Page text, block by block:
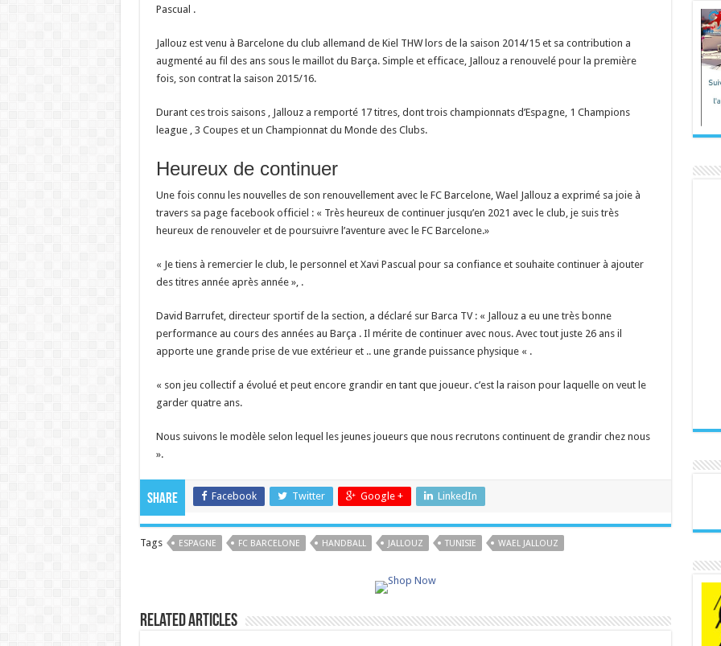
Pascual .
Jallouz est venu à Barcelone du club allemand de Kiel THW lors de la saison 2014/15 et sa contribution a
augmenté au fil des ans sous le maillot du Barça. Simple et efficace, Jallouz a renouvelé pour la première
fois, son contrat la saison 2015/16.
Durant ces trois saisons , Jallouz a remporté 17 titres, dont trois championnats d’Espagne, 1 Champions
league , 3 Coupes et un Championnat du Monde des Clubs.
Heureux de continuer
Une fois connu les nouvelles de son renouvellement avec le FC Barcelone, Wael Jallouz a exprimé sa joie à
travers sa page facebook officiel : « Très heureux de continuer jusqu’en 2021 avec le club, je suis très
heureux de renouveler et de poursuivre l’aventure avec le FC Barcelone.»
« Je tiens à remercier le club, le personnel et Xavi Pascual pour sa confiance et souhaite continuer à ajouter
des titres année après année », .
David Barrufet, directeur sportif de la section, a déclaré sur Barca TV : « Jallouz a eu une très bonne
performance au cours des années au Barça . Il mérite de continuer avec nous. Avec tout juste 26 ans il
apporte une grande prise de vue extérieur et .. une grande puissance physique « .
« son jeu collectif a évolué et peut encore grandir en tant que joueur. c’est la raison pour laquelle on veut le
garder quatre ans.
Nous suivons le modèle selon lequel les jeunes joueurs que nous recrutons continuent de grandir chez nous
».
Share Facebook Twitter Google + LinkedIn
Tags ESPAGNE FC BARCELONE HANDBALL JALLOUZ TUNISIE WAEL JALLOUZ
Related Articles